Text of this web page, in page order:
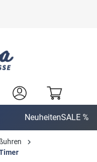
NeuheitenSALE %